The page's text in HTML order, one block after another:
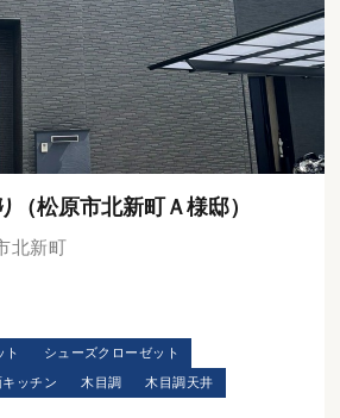
（松原市北新町Ａ様邸）
北新町
ト シューズクローゼット
ッチン 木目調 木目調天井